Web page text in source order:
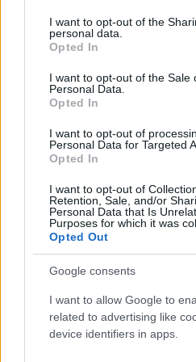
not limited to your visit or usage
grant or deny consent to Google
use your data for below
consent section.
I want to opt-out of the
personal data.
Opted In
I want to opt-out of the Sale
Personal Data.
Opted In
I want to opt-out of
Personal Data for Targeted
Opted In
I want to opt-out of
Retention, Sale, and/or
Personal Data that Is
Purposes for which it was
Opted Out
Google consents
I want to allow Google to
related to advertising like
device identifiers in apps.
αποσπάσουν χρήματα.
Ο συλληφθείς, με τη
σε βάρος του, θα οδηγηθεί
Πρωτοδικών Σερρών.
Κεντρικής Μακεδονίας
εξαπάτησης των πολιτών
συμβουλεύει:
άγνωστοι προσπαθήσουν
καταβολή χρηματικού